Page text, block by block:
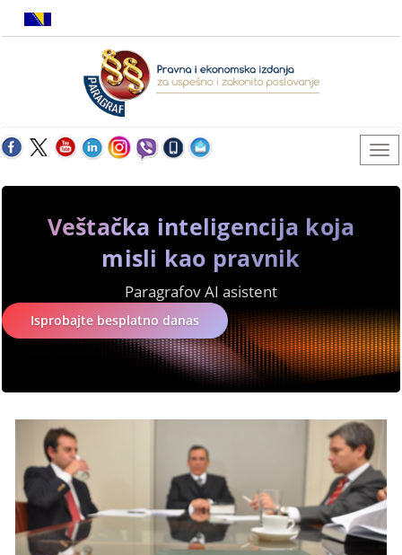
Veštačka inteligencija koja
misli kao pravnik
Paragrafov AI asistent
Isprobajte besplatno danas